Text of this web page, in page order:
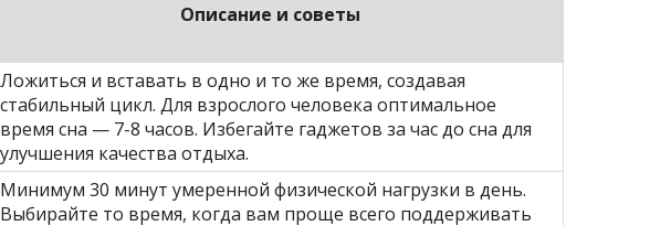
Описание и советы
Ложиться и вставать в одно и то же время, создавая
стабильный цикл. Для взрослого человека оптимальное
время сна — 7-8 часов. Избегайте гаджетов за час до сна для
улучшения качества отдыха.
Минимум 30 минут умеренной физической нагрузки в день.
Выбирайте то время, когда вам проще всего поддерживать